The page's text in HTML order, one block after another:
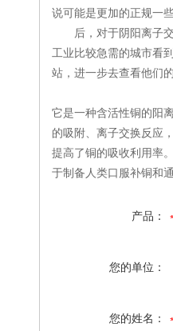
说可能是更加的正规一
后，对于阴阳离子交
工业比较急需的城市看
站，进一步去查看他们
它是一种含活性铜的阳
的吸附、离子交换反应
提高了铜的吸收利用率
于制备人类口服补铜和
产品：
您的单位：
您的姓名：